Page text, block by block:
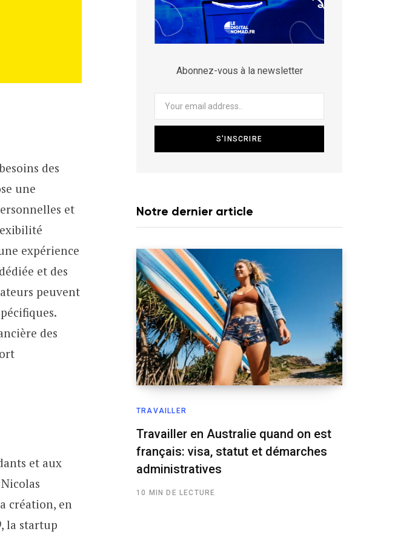
des
une
et
expérience
et des
peuvent
des
et aux
création, en
la startup
Abonnez-vous à la newsletter
Notre dernier article
TRAVAILLER
Travailler en Australie quand on est
français: visa, statut et démarches
administratives
10 MIN DE LECTURE